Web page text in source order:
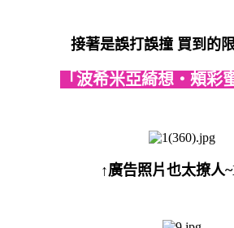
接著是誤打誤撞 買到的
「波希米亞綺想‧頰彩
↑廣告照片也太撩人